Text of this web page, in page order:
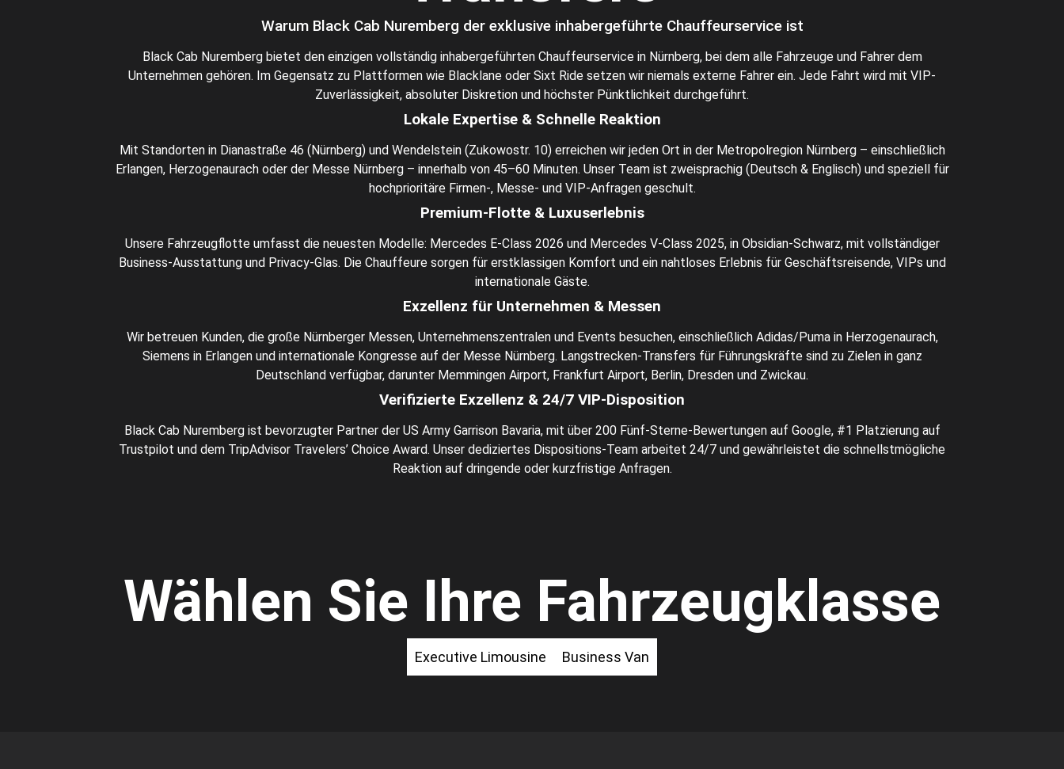
Warum Black Cab Nuremberg der exklusive inhabergeführte Chauffeurservice ist
Black Cab Nuremberg bietet den einzigen vollständig inhabergeführten Chauffeurservice in Nürnberg, bei dem alle Fahrzeuge und Fahrer dem
Unternehmen gehören. Im Gegensatz zu Plattformen wie Blacklane oder Sixt Ride setzen wir niemals externe Fahrer ein. Jede Fahrt wird mit VIP-
Zuverlässigkeit, absoluter Diskretion und höchster Pünktlichkeit durchgeführt.
Lokale Expertise & Schnelle Reaktion
Mit Standorten in Dianastraße 46 (Nürnberg) und Wendelstein (Zukowostr. 10) erreichen wir jeden Ort in der Metropolregion Nürnberg – einschließlich
Erlangen, Herzogenaurach oder der Messe Nürnberg – innerhalb von 45–60 Minuten. Unser Team ist zweisprachig (Deutsch & Englisch) und speziell für
hochprioritäre Firmen-, Messe- und VIP-Anfragen geschult.
Premium-Flotte & Luxuserlebnis
Unsere Fahrzeugflotte umfasst die neuesten Modelle: Mercedes E-Class 2026 und Mercedes V-Class 2025, in Obsidian-Schwarz, mit vollständiger
Business-Ausstattung und Privacy-Glas. Die Chauffeure sorgen für erstklassigen Komfort und ein nahtloses Erlebnis für Geschäftsreisende, VIPs und
internationale Gäste.
Exzellenz für Unternehmen & Messen
Wir betreuen Kunden, die große Nürnberger Messen, Unternehmenszentralen und Events besuchen, einschließlich Adidas/Puma in Herzogenaurach,
Siemens in Erlangen und internationale Kongresse auf der Messe Nürnberg. Langstrecken-Transfers für Führungskräfte sind zu Zielen in ganz
Deutschland verfügbar, darunter Memmingen Airport, Frankfurt Airport, Berlin, Dresden und Zwickau.
Verifizierte Exzellenz & 24/7 VIP-Disposition
Black Cab Nuremberg ist bevorzugter Partner der US Army Garrison Bavaria, mit über 200 Fünf-Sterne-Bewertungen auf Google, #1 Platzierung auf
Trustpilot und dem TripAdvisor Travelers’ Choice Award. Unser dediziertes Dispositions-Team arbeitet 24/7 und gewährleistet die schnellstmögliche
Reaktion auf dringende oder kurzfristige Anfragen.
Wählen Sie Ihre Fahrzeugklasse
Executive Limousine Business Van